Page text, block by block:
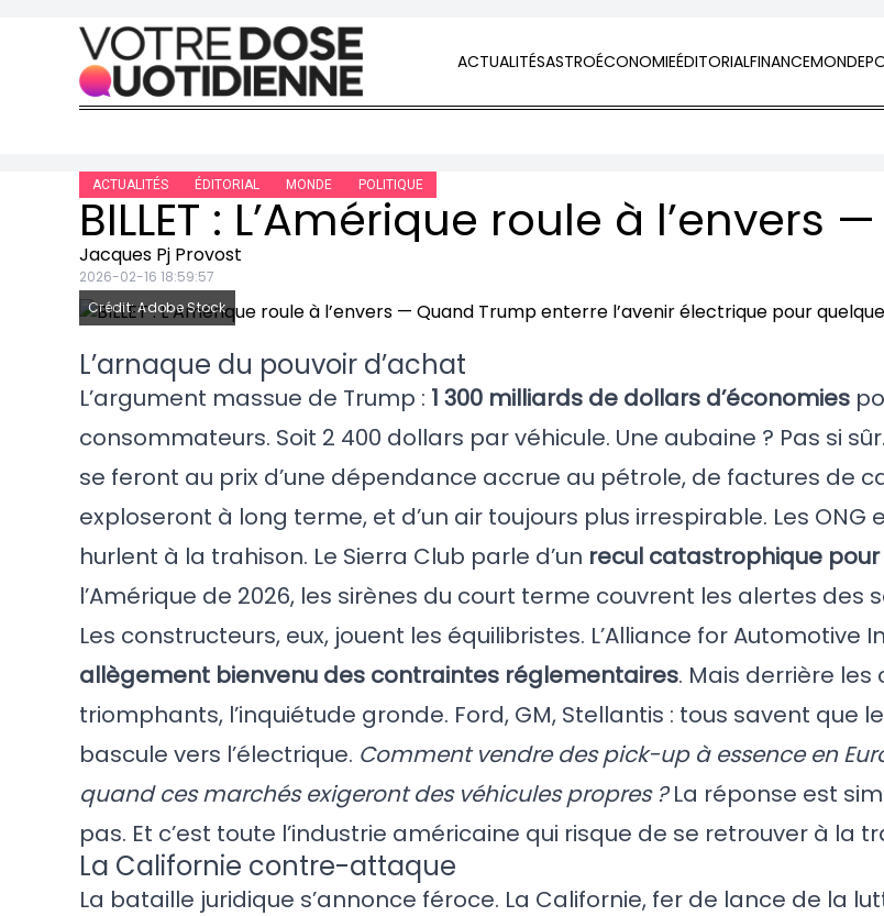
Skip to content
ACTUALITÉSASTROÉCONOMIEÉDITORIALFINANCEMONDE
ACTUALITÉS ÉDITORIAL MONDE POLITIQUE
Jacques Pj Provost
2026-02-16 18:59:57
Crédit: Adobe Stock
L’arnaque du pouvoir d’achat
L’argument massue de Trump : 1 300 milliards de dollars d’économies
consommateurs. Soit 2 400 dollars par véhicule. Une aubaine ? Pas si
se feront au prix d’une dépendance accrue au pétrole, de factures de
exploseront à long terme, et d’un air toujours plus irrespirable. Les
hurlent à la trahison. Le Sierra Club parle d’un recul catastrophique
l’Amérique de 2026, les sirènes du court terme couvrent les alertes des
Les constructeurs, eux, jouent les équilibristes. L’Alliance for Automotive
allègement bienvenu des contraintes réglementaires. Mais derrière
triomphants, l’inquiétude gronde. Ford, GM, Stellantis : tous savent que
bascule vers l’électrique. Comment vendre des pick-up à essence en
quand ces marchés exigeront des véhicules propres ?La réponse est
pas. Et c’est toute l’industrie américaine qui risque de se retrouver à la
La Californie contre-attaque
La bataille juridique s’annonce féroce. La Californie, fer de lance de la